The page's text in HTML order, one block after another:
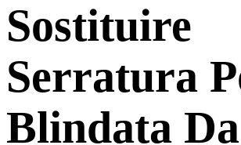
Sostituire
Serratura
Blindata Da